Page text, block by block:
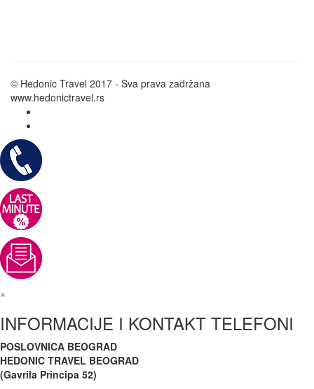
© Hedonic Travel 2017 - Sva prava zadržana
www.hedonictravel.rs
×
INFORMACIJE I KONTAKT TELEFONI
POSLOVNICA BEOGRAD
HEDONIC TRAVEL BEOGRAD
(Gavrila Principa 52)